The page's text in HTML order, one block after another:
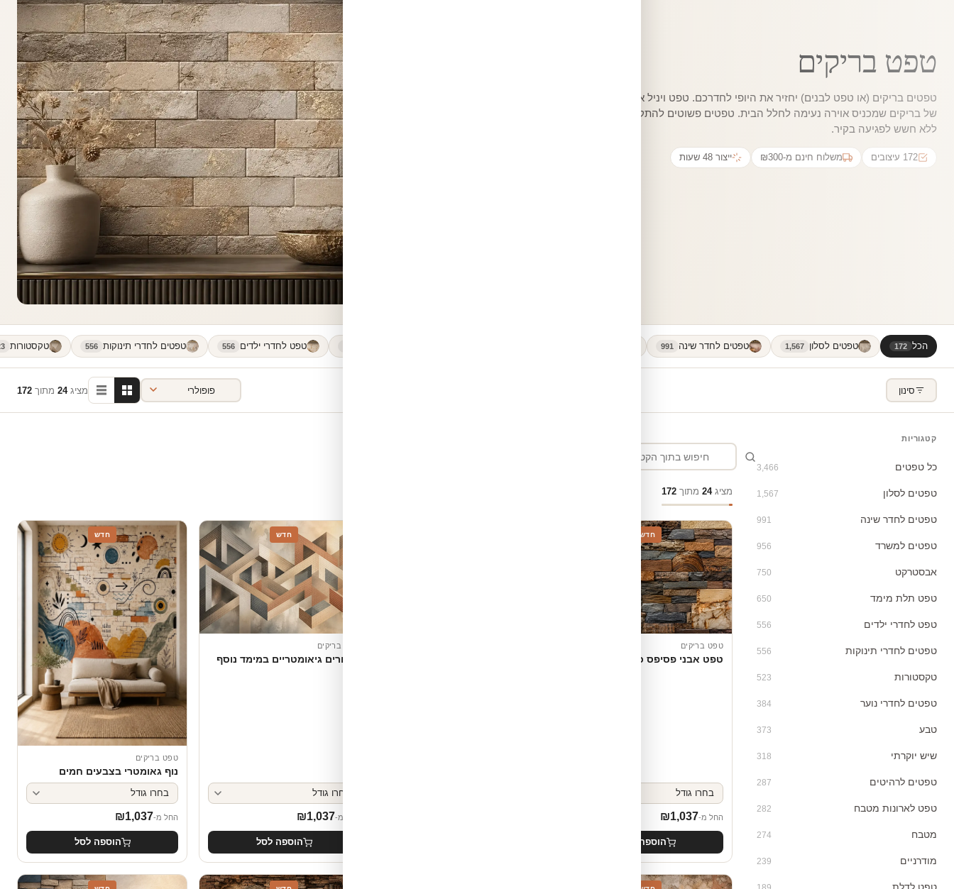
טפט בריקים
טפטים בריקים (או טפט לבנים) יחזיר את היופי לחדרכם. טפט ויניל איכותי ומעוצב
של בריקים שמכניס אוירה נעימה לחלל הבית. טפטים פשוטים להתקנה ולהסרה
ללא חשש לפגיעה בקיר.
172 עיצובים משלוח חינם מ-₪300 ייצור 48 שעות
הכל 172 טפטים לסלון 1,567 טפטים לחדר שינה 991 טפט לחדרי ילדים 556 טפטים לחדרי תינוקות 556 טקסטורות
סינון מציג24 מתוך 172
קטגוריות
כל טפטים 3,466
טפטים לסלון 1,567
טפטים לחדר שינה 991
טפטים למשרד 956
אבסטרקט 750
טפט תלת מימד 650
טפט לחדרי ילדים 556
טפטים לחדרי תינוקות 556
טקסטורות 523
טפטים לחדרי נוער 384
טבע 373
שיש יוקרתי 318
טפטים לרהיטים 287
טפט לארונות מטבח 282
מטבח 274
מודרניים 239
מציג24 מתוך 172
חדש
טפט בריקים
טפט אבני פסיפס כפרי
החל מ- ₪1,037
הוספה לסל
חדש
טפט בריקים
חיבורים גיאומטריים במימד נוסף
החל מ- ₪1,037
הוספה לסל
חדש
טפט בריקים
נוף גאומטרי בצבעים חמים
החל מ- ₪1,037
הוספה לסל